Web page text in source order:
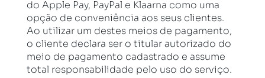
do Apple Pay, PayPal e Klaarna como uma
opção de conveniência aos seus clientes.
Ao utilizar um destes meios de pagamento,
o cliente declara ser o titular autorizado do
meio de pagamento cadastrado e assume
total responsabilidade pelo uso do serviço.